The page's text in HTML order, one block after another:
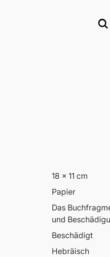
18 x 11 cm
Papier
Das
und
Beschädigt
Hebräisch